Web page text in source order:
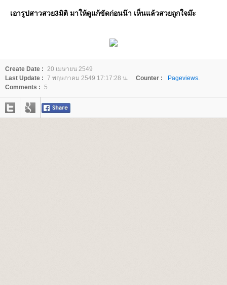
เอารูปสาวสวย3มิติ มาให้ดูแก้ขัดก่อนน๊า เห็นแล้วสวยถูกใจม๊ะ
Create Date : 20 เมษายน 2549
Last Update : 7 พฤษภาคม 2549 17:17:28 น. Counter :
Pageviews.
Comments : 5